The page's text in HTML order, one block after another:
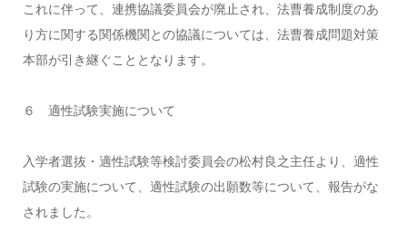
これに伴って、連携協議委員会が廃止され、法曹養成制度のあ
り方に関する関係機関との協議については、法曹養成問題対策
本部が引き継ぐこととなります。
６ 適性試験実施について
入学者選抜・適性試験等検討委員会の松村良之主任より、適性
試験の実施について、適性試験の出願数等について、報告がな
されました。